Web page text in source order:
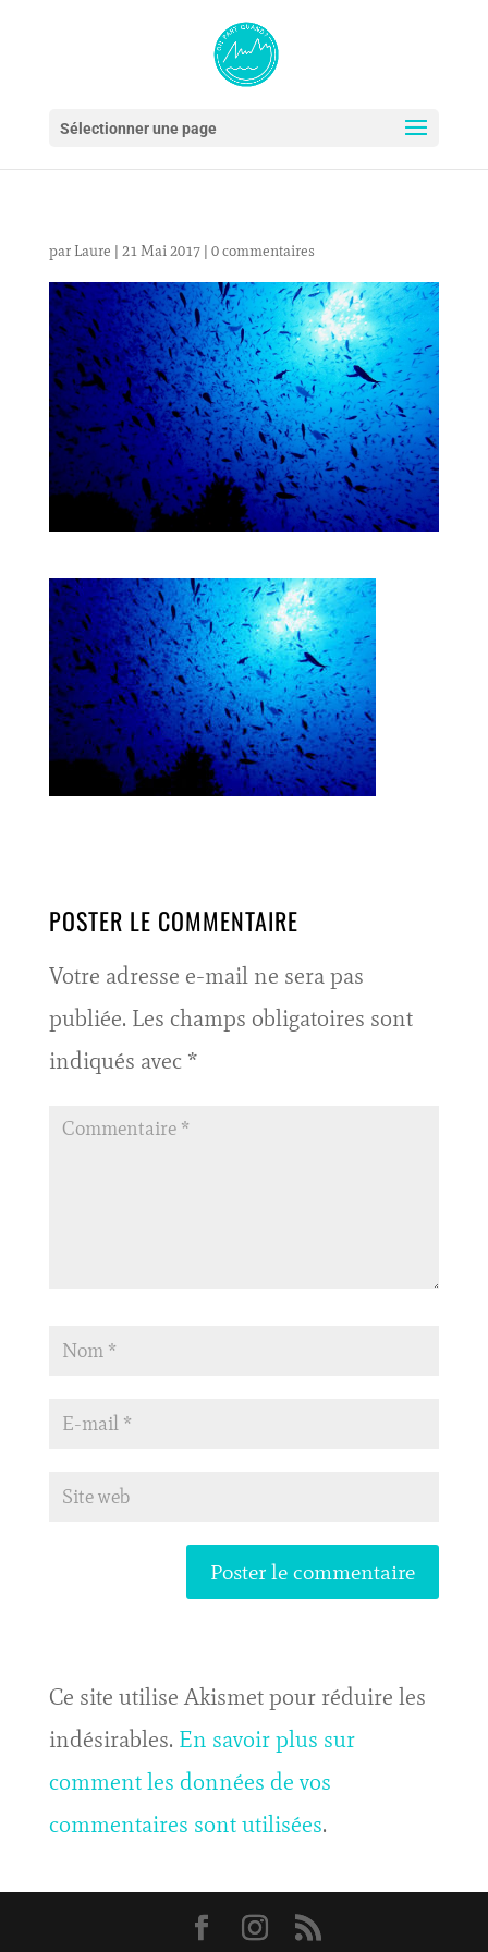
Sélectionner une page
par Laure | 21 Mai 2017| 0 commentaires
POSTER LE COMMENTAIRE
Votre adresse e-mail ne sera pas
publiée. Les champs obligatoires sont
indiqués avec *
Ce site utilise Akismet pour réduire les
indésirables. En savoir plus sur
comment les données de vos
commentaires sont utilisées.